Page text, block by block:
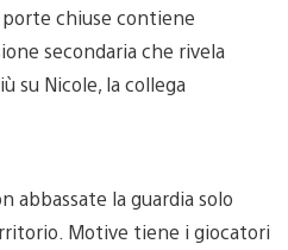
chiuse contiene
secondaria che rivela
su Nicole, la collega
abbassate la guardia solo
Motive tiene i giocatori